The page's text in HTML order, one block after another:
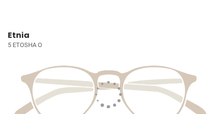
Etnia
5 ETOSHA O